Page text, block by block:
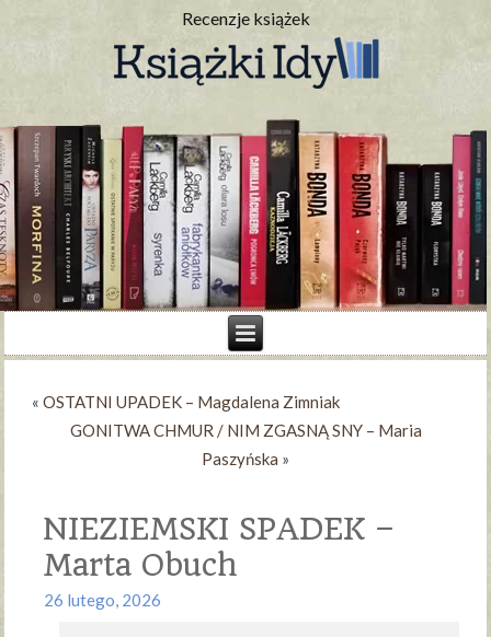
Recenzje książek
«OSTATNI UPADEK – Magdalena Zimniak
GONITWA CHMUR / NIM ZGASNĄ SNY – Maria
Paszyńska »
NIEZIEMSKI SPADEK –
Marta Obuch
26 lutego, 2026